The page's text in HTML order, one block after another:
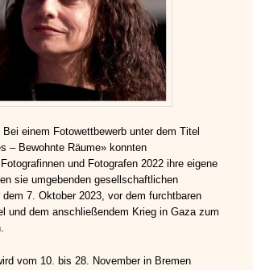
einem Fotowettbewerb unter dem Titel
– Bewohnte Räume» konnten
und Fotografen 2022 ihre eigene
sie umgebenden gesellschaftlichen
7. Oktober 2023, vor dem furchtbaren
und dem anschließendem Krieg in Gaza zum
vom 10. bis 28. November in Bremen